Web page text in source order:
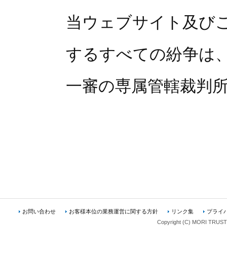
当ウェブサイト及び
するすべての紛争は
一審の専属管轄裁判
お問い合わせ お客様本位の業務運営に関する方針 リンク集
プライ
Copyright (C) MORI